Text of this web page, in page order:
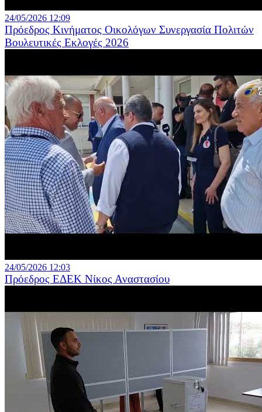
24/05/2026 12:09
Πρόεδρος Κινήματος Οικολόγων Συνεργασία Πολιτών
Βουλευτικές Εκλογές 2026
24/05/2026 12:03
Πρόεδρος ΕΔΕΚ Νίκος Αναστασίου